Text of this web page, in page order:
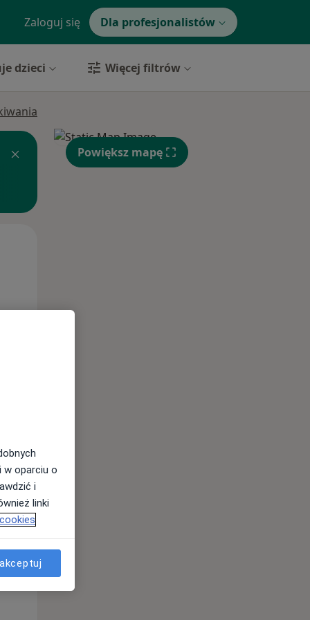
Zaloguj się Dla profesjonalistów
dzieci Więcej filtrów
Wt,
11 Sie
Powiększ mapę
w oparciu o
i
linki